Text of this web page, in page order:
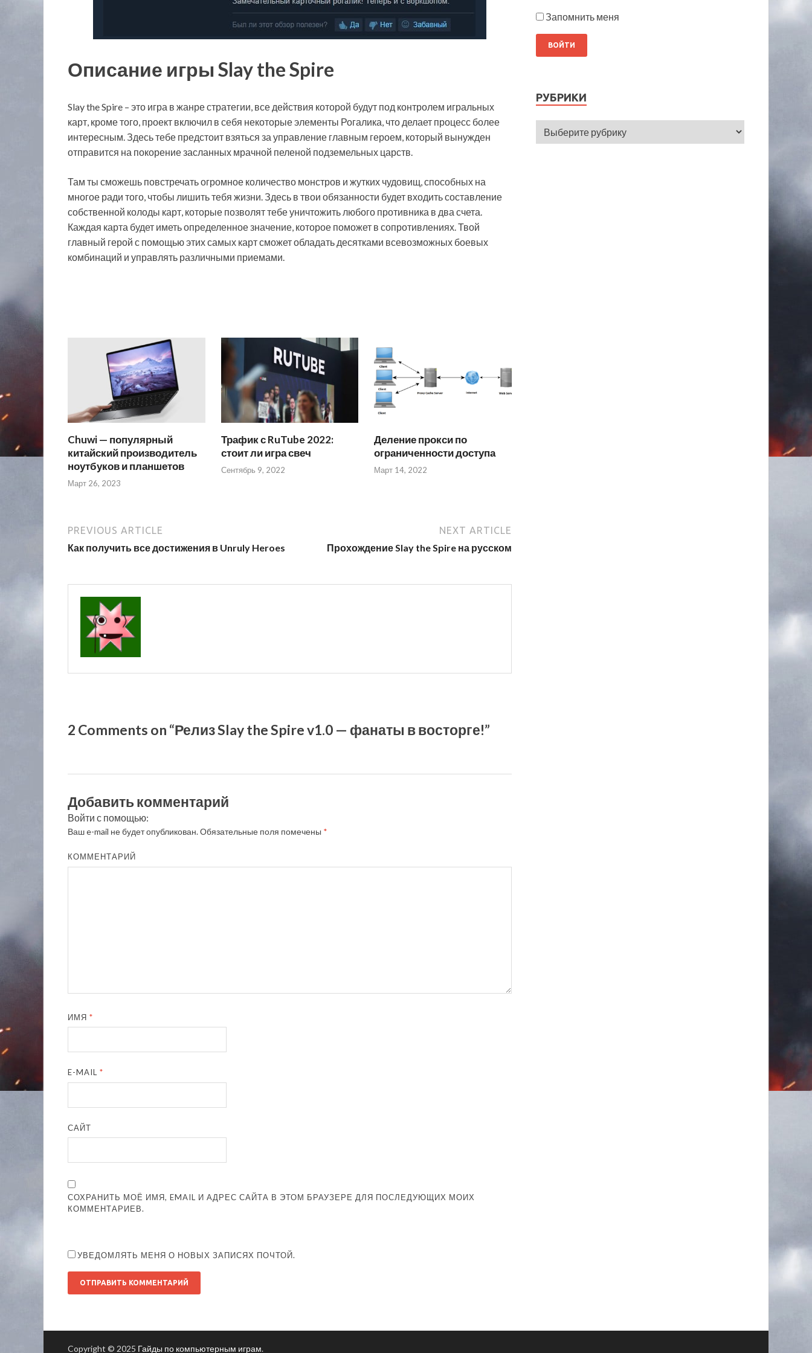
Описание игры Slay the Spire
Slay the Spire – это игра в жанре стратегии, все действия которой будут под контролем игральных
карт, кроме того, проект включил в себя некоторые элементы Рогалика, что делает процесс более
интересным. Здесь тебе предстоит взяться за управление главным героем, который вынужден
отправится на покорение засланных мрачной пеленой подземельных царств.
Там ты сможешь повстречать огромное количество монстров и жутких чудовищ, способных на
многое ради того, чтобы лишить тебя жизни. Здесь в твои обязанности будет входить составление
собственной колоды карт, которые позволят тебе уничтожить любого противника в два счета.
Каждая карта будет иметь определенное значение, которое поможет в сопротивлениях. Твой
главный герой с помощью этих самых карт сможет обладать десятками всевозможных боевых
комбинаций и управлять различными приемами.
Chuwi — популярный
китайский производитель
ноутбуков и планшетов
Март 26, 2023
Трафик с RuTube 2022:
стоит ли игра свеч
Сентябрь 9, 2022
Деление прокси по
ограниченности доступа
Март 14, 2022
PREVIOUS ARTICLE
Как получить все достижения в Unruly Heroes
NEXT ARTICLE
Прохождение Slay the Spire на русском
2 Comments on “Релиз Slay the Spire v1.0 — фанаты в восторге!”
Добавить комментарий
Войти с помощью:
Ваш e-mail не будет опубликован.Обязательные поля помечены *
КОММЕНТАРИЙ
ИМЯ*
E-MAIL*
САЙТ
СОХРАНИТЬ МОЁ ИМЯ, EMAIL И АДРЕС САЙТА В ЭТОМ БРАУЗЕРЕ ДЛЯ ПОСЛЕДУЮЩИХ МОИХ
КОММЕНТАРИЕВ.
УВЕДОМЛЯТЬ МЕНЯ О НОВЫХ ЗАПИСЯХ ПОЧТОЙ.
Запомнить меня
РУБРИКИ
Copyright © 2025 Гайды по компьютерным играм.